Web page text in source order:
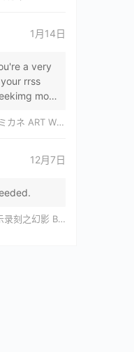
1月14日
a very
rrss
mor
Luminous Witches[DL]
12月7日
公式設定資料集II